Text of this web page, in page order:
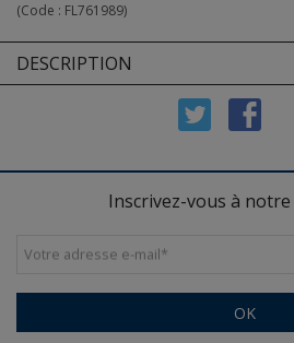
(Code : FL761989)
DESCRIPTION
Inscrivez-vous à
Votre adresse e-mail*
OK